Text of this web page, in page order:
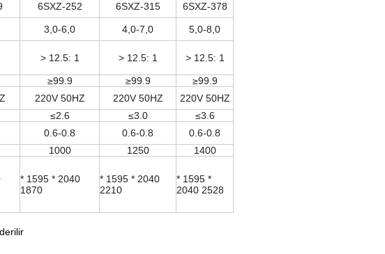
6SXZ-252 6SXZ-315 6SXZ-378
3,0-6,0 4,0-7,0 5,0-8,0
> 12.5: 1 > 12.5: 1 > 12.5: 1
≥99.9 ≥99.9
≥99.9
220V 50HZ 220V 50HZ
220V 50HZ
≤2.6 ≤3.0
≤3.6
0.6-0.8 0.6-0.8
0.6-0.8
1000 1250 1400
* 1595 * 2040
1870
* 1595 * 2040
2210
* 1595 *
2040 2528